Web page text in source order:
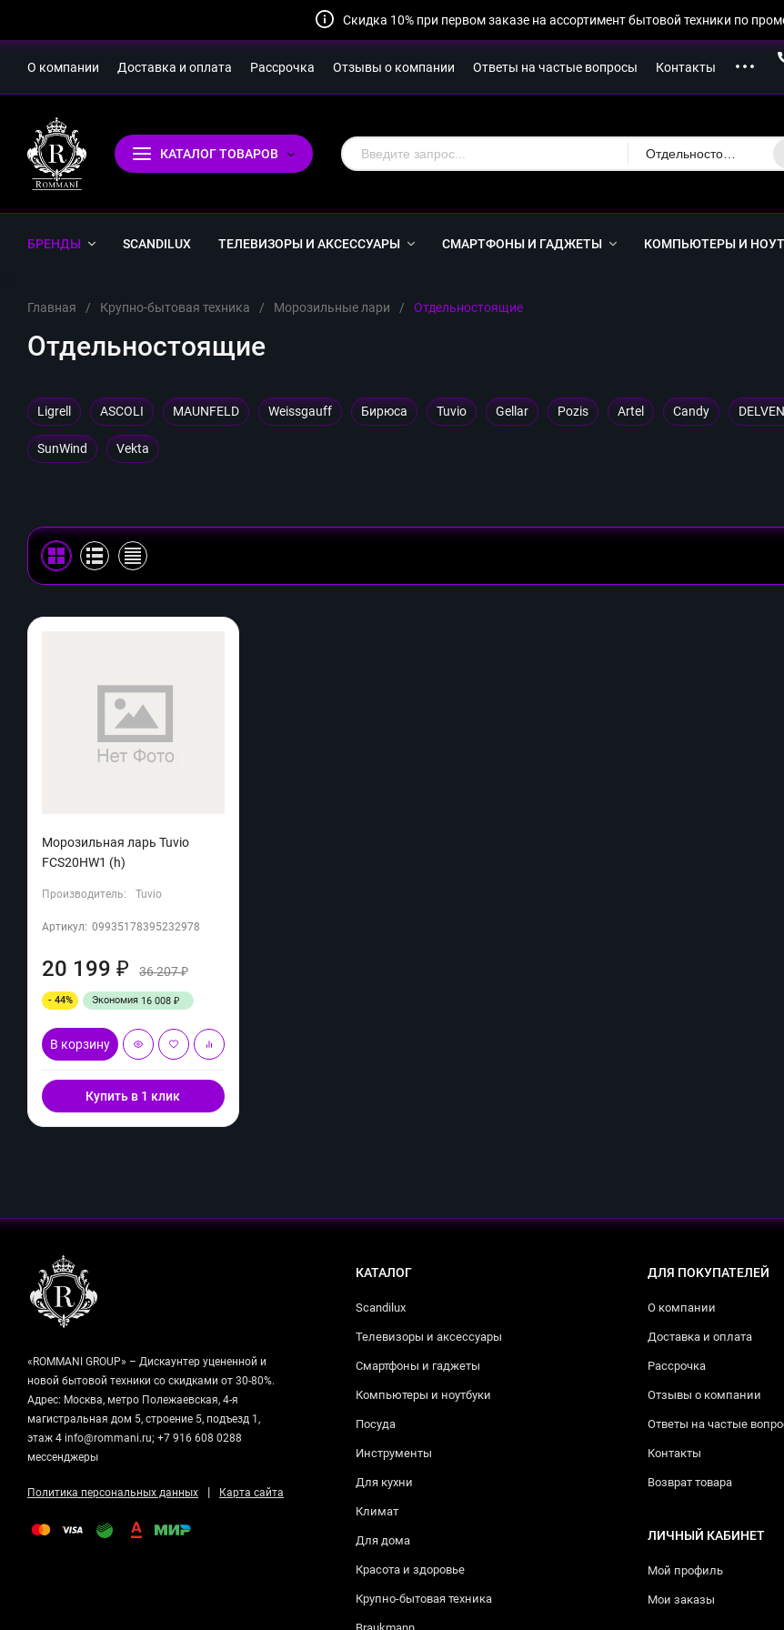
Скидка 10% при первом заказе на ассортимент бытовой техники по
О компании Доставка и оплата Рассрочка Отзывы о компании Ответы на частые вопросы Контакты
КАТАЛОГ ТОВАРОВ
БРЕНДЫ SCANDILUX ТЕЛЕВИЗОРЫ И АКСЕССУАРЫ СМАРТФОНЫ И ГАДЖЕТЫ КОМПЬЮТЕРЫ И
Главная / Крупно-бытовая техника / Морозильные лари / Отдельностоящие
Отдельностоящие
Ligrell ASCOLI MAUNFELD Weissgauff Бирюса Tuvio Gellar Pozis Artel Candy
SunWind Vekta
Морозильная ларь Tuvio
FCS20HW1 (h)
Производитель: Tuvio
Артикул: 09935178395232978
20 199 ₽ 36 207₽
- 44% Экономия 16 008 ₽
В корзину
Купить в 1 клик
«ROMMANI GROUP» – Дискаунтер уцененной и
новой бытовой техники со скидками от 30-80%.
Адрес: Москва, метро Полежаевская, 4-я
магистральная дом 5, строение 5, подъезд 1,
этаж 4 info@rommani.ru; +7 916 608 0288
мессенджеры
Политика персональных данных | Карта сайта
КАТАЛОГ
Scandilux
Телевизоры и аксессуары
Смартфоны и гаджеты
Компьютеры и ноутбуки
Посуда
Инструменты
Для кухни
Климат
Для дома
Красота и здоровье
Крупно-бытовая техника
ДЛЯ ПОКУПАТЕЛЕЙ
О компании
Доставка и оплата
Рассрочка
Отзывы о компании
Ответы на частые
Контакты
Возврат товара
ЛИЧНЫЙ КАБИНЕТ
Мой профиль
Мои заказы